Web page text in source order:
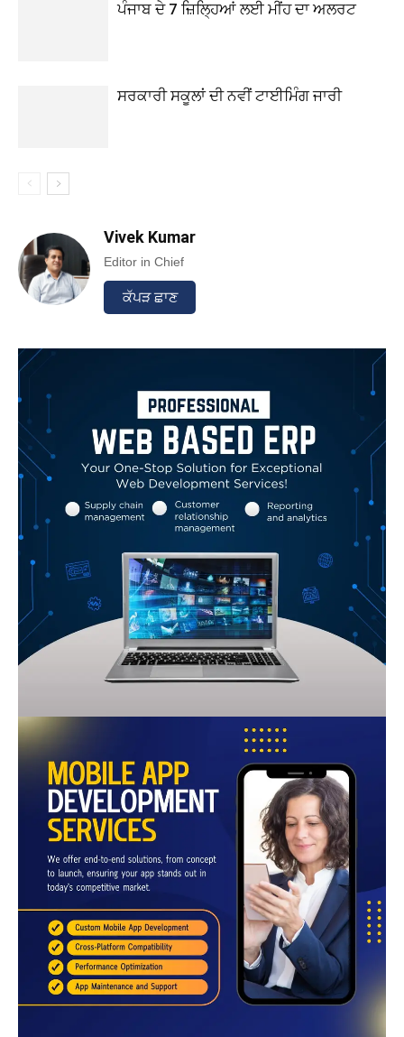
ਪੰਜਾਬ ਦੇ 7 ਜ਼ਿਲ੍ਹਿਆਂ ਲਈ ਮੀਂਹ ਦਾ ਅਲਰਟ
ਸਰਕਾਰੀ ਸਕੂਲਾਂ ਦੀ ਨਵੀਂ ਟਾਈਮਿੰਗ ਜਾਰੀ
Vivek Kumar
Editor in Chief
ਕੱਪੜ ਛਾਣ